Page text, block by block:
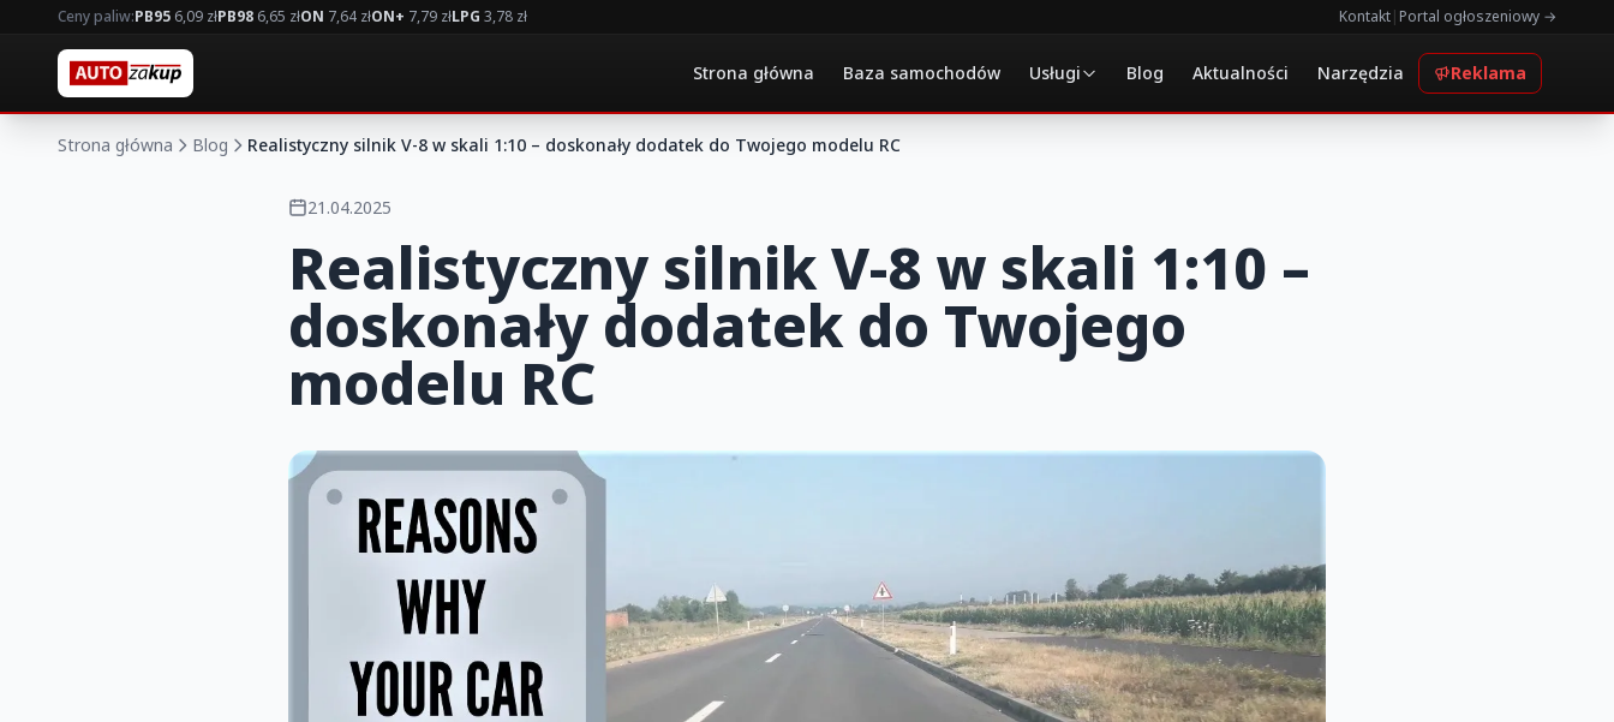
Ceny paliw:PB95 6,09 złPB98 6,65 złON 7,64 złON+ 7,79 złLPG 3,78 zł Kontakt| Portal ogłoszeniowy →
Strona główna Baza samochodów Usługi Blog Aktualności Narzędzia Reklama
Strona główna Blog Realistyczny silnik V-8 w skali 1:10 – doskonały dodatek do Twojego modelu RC
21.04.2025
Realistyczny silnik V-8 w skali 1:10 –
doskonały dodatek do Twojego
modelu RC